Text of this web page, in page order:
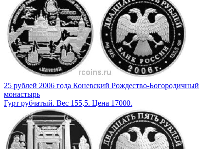
25 рублей 2006 года Коневский Рождество-Богородичный
монастырь
Гурт рубчатый. Вес 155,5. Цена 17000.